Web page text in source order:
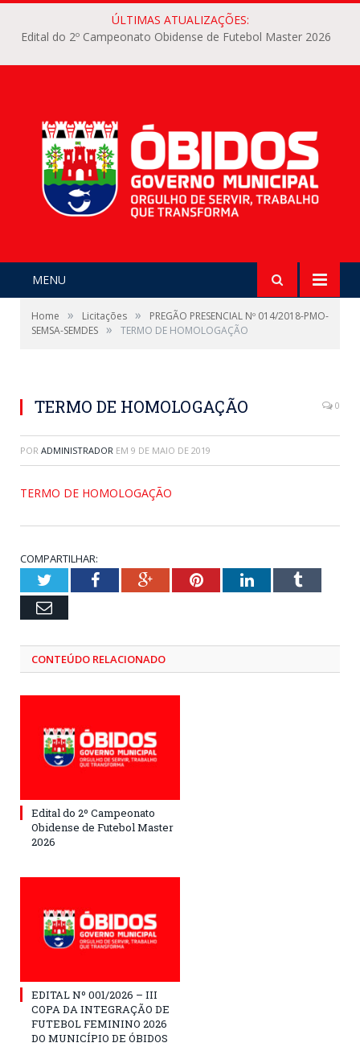
ÚLTIMAS ATUALIZAÇÕES:
Edital do 2º Campeonato Obidense de Futebol Master 2026
MENU
Home » Licitações »
PREGÃO PRESENCIAL Nº 014/2018-PMO-
SEMSA-SEMDES » TERMO DE HOMOLOGAÇÃO
TERMO DE HOMOLOGAÇÃO 0
POR ADMINISTRADOR EM 9 DE MAIO DE 2019
TERMO DE HOMOLOGAÇÃO
COMPARTILHAR:
TwitterFacebookGoogle+PinterestLinkedInTumblr
Email
CONTEÚDO RELACIONADO
Edital do 2º Campeonato
Obidense de Futebol Master
2026
EDITAL Nº 001/2026 – III
COPA DA INTEGRAÇÃO DE
FUTEBOL FEMININO 2026
DO MUNICÍPIO DE ÓBIDOS